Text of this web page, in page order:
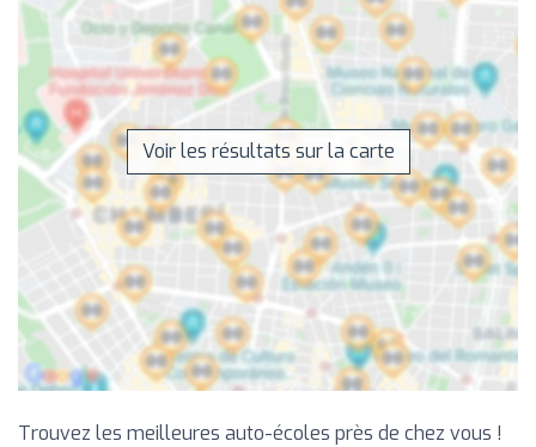
Voir les résultats sur la carte
Trouvez les meilleures auto-écoles près de chez vous !